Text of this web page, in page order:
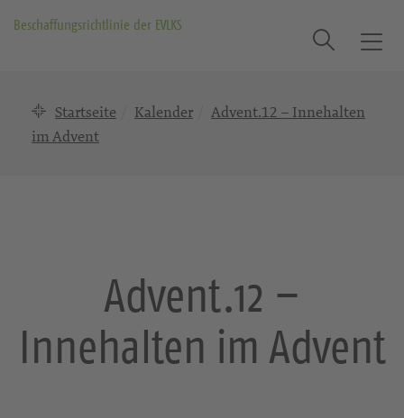
Beschaffungsrichtlinie der EVLKS
T
Suche
Startseite Kalender
Advent.12 – Innehalten
im Advent
Advent.12 –
Innehalten im Advent